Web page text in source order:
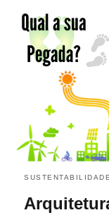
SUSTENTABILIDADE